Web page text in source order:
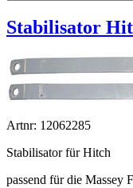
Stabilisator
Artnr: 12062285
Stabilisator für Hitch
passend für die Massey